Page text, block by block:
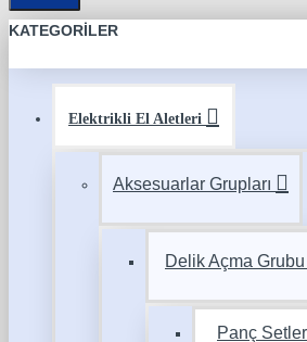
KATEGORILER
Elektrikli El Aletleri
Aksesuarlar Grupları
Delik Açma Grubu
Panç